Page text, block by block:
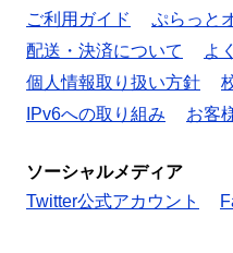
ご利用ガイド
ぷらっと
配送・決済について
よ
個人情報取り扱い方針
IPv6への取り組み
お客
ソーシャルメディア
Twitter公式アカウント